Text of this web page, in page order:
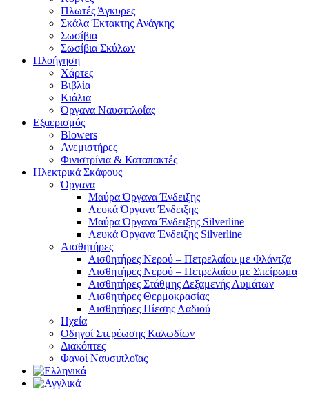
Πλωτές Άγκυρες
Σκάλα Έκτακτης Ανάγκης
Σωσίβια
Σωσίβια Σκύλων
Πλοήγηση
Χάρτες
Βιβλία
Κιάλια
Όργανα Ναυσιπλοΐας
Εξαερισμός
Blowers
Ανεμιστήρες
Φινιστρίνια & Καταπακτές
Ηλεκτρικά Σκάφους
Όργανα
Μαύρα Όργανα Ένδειξης
Λευκά Όργανα Ένδειξης
Μαύρα Όργανα Ένδειξης Silverline
Λευκά Όργανα Ένδειξης Silverline
Αισθητήρες
Αισθητήρες Νερού – Πετρελαίου με Φλάντζα
Αισθητήρες Νερού – Πετρελαίου με Σπείρωμα
Αισθητήρες Στάθμης Δεξαμενής Λυμάτων
Αισθητήρες Θερμοκρασίας
Αισθητήρες Πίεσης Λαδιού
Ηχεία
Οδηγοί Στερέωσης Καλωδίων
Διακόπτες
Φανοί Ναυσιπλοΐας